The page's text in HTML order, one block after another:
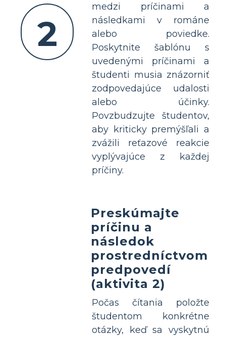
2
medzi príčinami a
následkami v románe
alebo poviedke.
Poskytnite šablónu s
uvedenými príčinami a
študenti musia znázorniť
zodpovedajúce udalosti
alebo účinky.
Povzbudzujte študentov,
aby kriticky premýšľali a
zvážili reťazové reakcie
vyplývajúce z každej
príčiny.
Preskúmajte
príčinu a
následok
prostredníctvom
predpovedí
(aktivita 2)
Počas čítania položte
študentom konkrétne
otázky, keď sa vyskytnú